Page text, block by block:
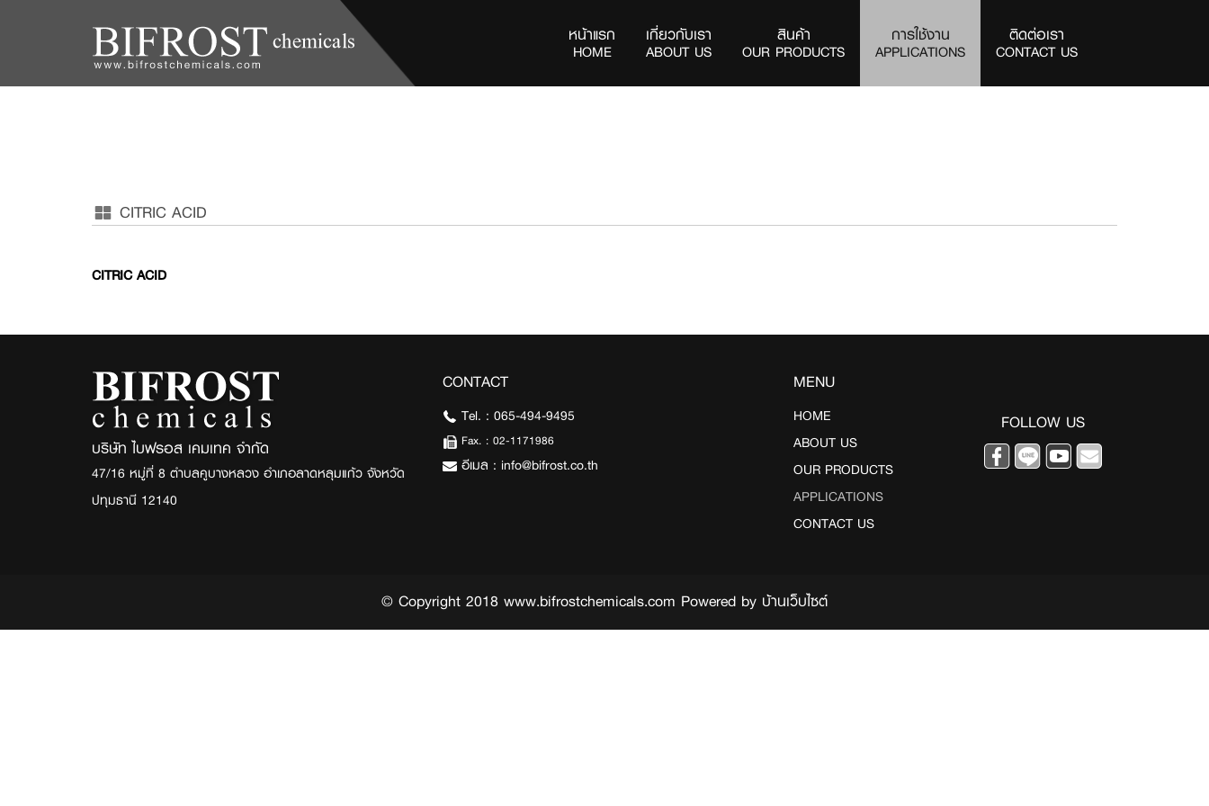
หน้าแรก
HOME(current)
เกี่ยวกับเรา
ABOUT US
สินค้า
OUR PRODUCTS
การใช้งาน
APPLICATIONS
ติดต่อเรา
CONTACT US
CITRIC ACID
CITRIC ACID
บริษัท ไบฟรอส เคมเทค จำกัด
47/16 หมู่ที่ 8 ตำบลคูบางหลวง อำเภอลาดหลุมแก้ว จังหวัด
ปทุมธานี 12140
CONTACT
Tel. : 065-494-9495
Fax. : 02-1171986
อีเมล : info@bifrost.co.th
MENU
HOME
ABOUT US
OUR PRODUCTS
APPLICATIONS
CONTACT US
FOLLOW US
© Copyright 2018 www.bifrostchemicals.com Powered by บ้านเว็บไซต์